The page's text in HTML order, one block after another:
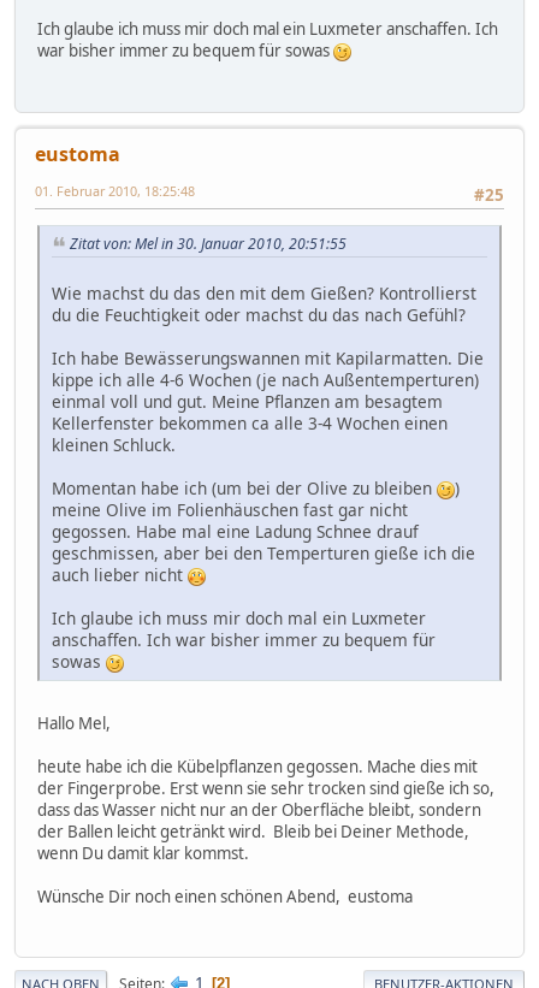
Ich glaube ich muss mir doch mal ein Luxmeter anschaffen. Ich
war bisher immer zu bequem für sowas
eustoma
#25
01. Februar 2010, 18:25:48
Zitat von: Mel in 30. Januar 2010, 20:51:55
Wie machst du das den mit dem Gießen? Kontrollierst
du die Feuchtigkeit oder machst du das nach Gefühl?
Ich habe Bewässerungswannen mit Kapilarmatten. Die
kippe ich alle 4-6 Wochen (je nach Außentemperturen)
einmal voll und gut. Meine Pflanzen am besagtem
Kellerfenster bekommen ca alle 3-4 Wochen einen
kleinen Schluck.
Momentan habe ich (um bei der Olive zu bleiben
)
meine Olive im Folienhäuschen fast gar nicht
gegossen. Habe mal eine Ladung Schnee drauf
geschmissen, aber bei den Temperturen gieße ich die
auch lieber nicht
Ich glaube ich muss mir doch mal ein Luxmeter
anschaffen. Ich war bisher immer zu bequem für
sowas
Hallo Mel,
heute habe ich die Kübelpflanzen gegossen. Mache dies mit
der Fingerprobe. Erst wenn sie sehr trocken sind gieße ich so,
dass das Wasser nicht nur an der Oberfläche bleibt, sondern
der Ballen leicht getränkt wird. Bleib bei Deiner Methode,
wenn Du damit klar kommst.
Wünsche Dir noch einen schönen Abend, eustoma
NACH OBEN Seiten 1 2 BENUTZER-AKTIONEN